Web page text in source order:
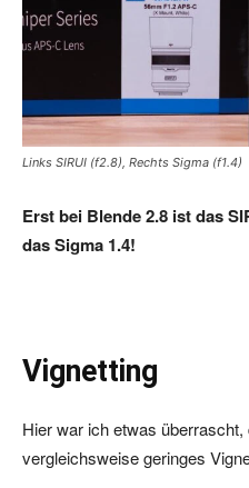
Links SIRUI (f2.8), Rechts Sigma (f1.4)
Erst bei Blende 2.8 ist das
das Sigma 1.4!
Vignetting
Hier war ich etwas
vergleichsweise geringes